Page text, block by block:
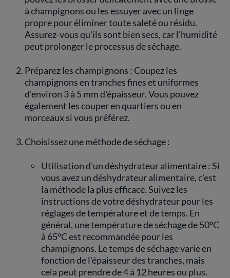
à champignons ou les essuyer avec un linge
propre pour éliminer toute saleté ou résidu.
Assurez-vous qu'ils sont bien secs, car l'humidité
peut prolonger le processus de séchage.
Préparez les champignons : Coupez les
champignons en tranches fines et uniformes
d'environ 3 à 5 mm d'épaisseur. Vous pouvez
également les couper en quartiers ou en
morceaux si vous préférez.
Choisissez une méthode de séchage :
Utilisation d'un déshydrateur alimentaire : Si
vous avez un déshydrateur alimentaire, c'est
la méthode la plus efficace. Suivez les
instructions de votre déshydrateur pour les
réglages de température et de temps. En
général, une température de séchage de 50°C
à 65°C est recommandée pour les
champignons. Le temps de séchage varie en
fonction de l'épaisseur des tranches, mais
cela peut prendre de 4 à 12 heures ou plus.